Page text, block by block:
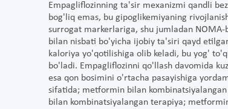
Empagliflozinning ta'sir mexanizmi qandli
bog'liq emas, bu gipoglikemiyaning
surrogat markerlariga, shu jumladan
bilan nisbati bo'yicha ijobiy ta'siri qayd
kaloriya yo'qotilishiga olib keladi, bu yog'
bo'ladi. Empagliflozinni qo'llash davomida
esa qon bosimini o'rtacha pasayishiga
sifatida; metformin bilan
bilan kombinatsiyalangan terapiya;